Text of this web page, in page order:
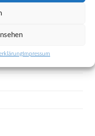
Impressum